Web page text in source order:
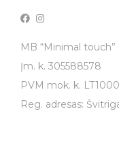
MB “Minimal touch”
Įm. k. 305588578
PVM mok. k.
Reg. adresas: